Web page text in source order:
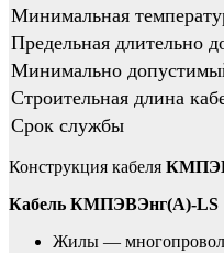
Минимальная
Предельная длительно
Минимально
Строительная длина
Срок службы
Конструкция кабеля
Кабель КМПЭВЭнг(А)-LS
Жилы —